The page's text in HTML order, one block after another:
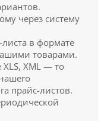
через систему
в формате
товарами.
XML — то
прайс-листов.